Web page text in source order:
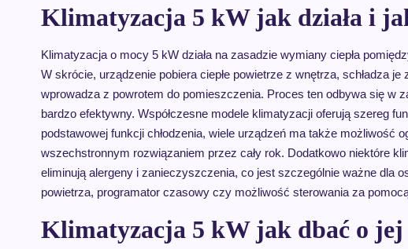
Klimatyzacja 5 kW jak działa i
Klimatyzacja o mocy 5 kW działa na zasadzie wymiany ciepła
W skrócie, urządzenie pobiera ciepłe powietrze z wnętrza, schładza
wprowadza z powrotem do pomieszczenia. Proces ten odbywa się w
bardzo efektywny. Współczesne modele klimatyzacji oferują szereg
podstawowej funkcji chłodzenia, wiele urządzeń ma także możliwość
wszechstronnym rozwiązaniem przez cały rok. Dodatkowo niektóre
eliminują alergeny i zanieczyszczenia, co jest szczególnie ważne dla
powietrza, programator czasowy czy możliwość sterowania za
Klimatyzacja 5 kW jak dbać o jej